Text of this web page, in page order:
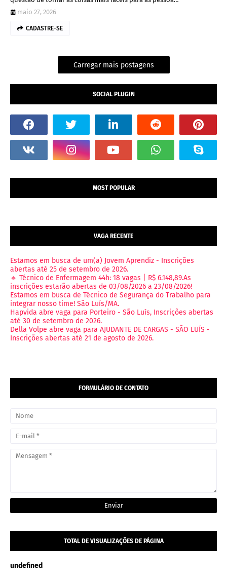
maio 27, 2026
CADASTRE-SE
Carregar mais postagens
SOCIAL PLUGIN
MOST POPULAR
VAGA RECENTE
Estamos em busca de um(a) Jovem Aprendiz - Inscrições
abertas até 25 de setembro de 2026.
🔹 Técnico de Enfermagem 44h: 18 vagas | R$ 6.148,89.As
inscrições estarão abertas de 03/08/2026 a 23/08/2026!
Estamos em busca de Técnico de Segurança do Trabalho para
integrar nosso time! São Luís/MA.
Hapvida abre vaga para Porteiro - São Luís, Inscrições abertas
até 30 de setembro de 2026.
Della Volpe abre vaga para AJUDANTE DE CARGAS - SÃO LUÍS -
Inscrições abertas até 21 de agosto de 2026.
FORMULÁRIO DE CONTATO
TOTAL DE VISUALIZAÇÕES DE PÁGINA
undefned